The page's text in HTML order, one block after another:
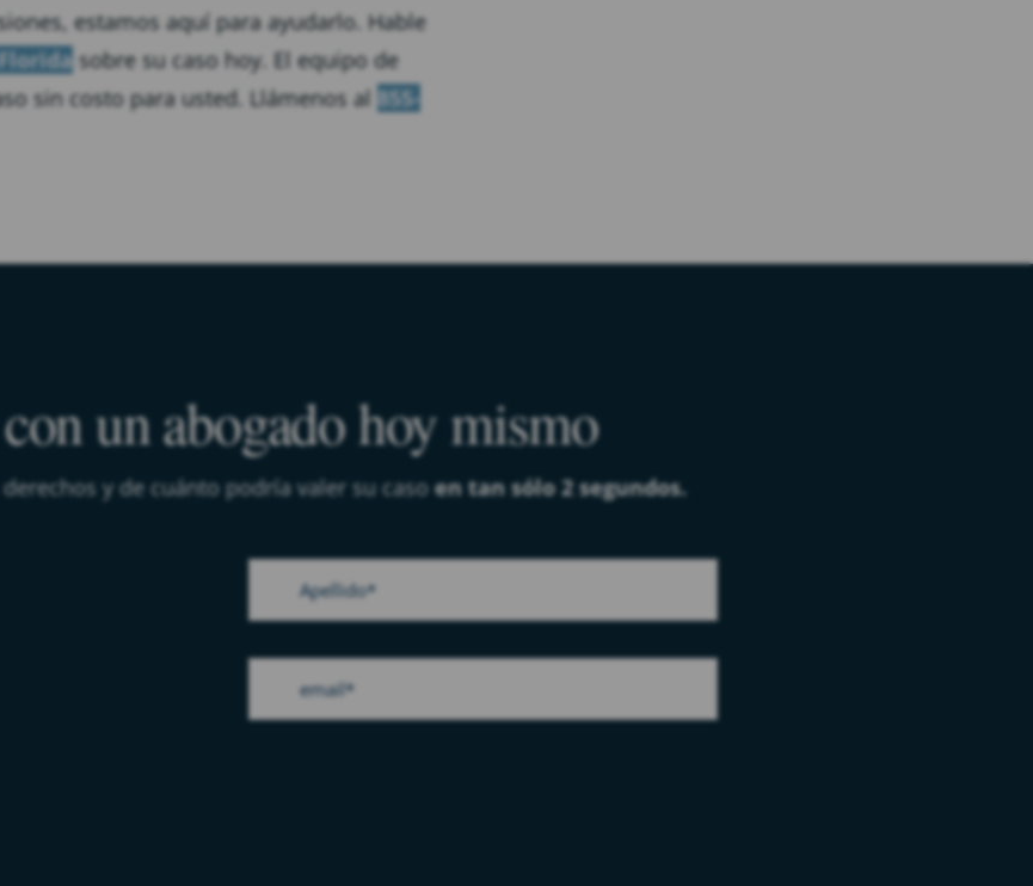
estamos aquí para ayudarlo. Hable
sobre su caso hoy. El equipo de
sin costo para usted. Llámenos al 855-
un abogado hoy mismo
y de cuánto podría valer su casoen tan sólo 2 segundos.